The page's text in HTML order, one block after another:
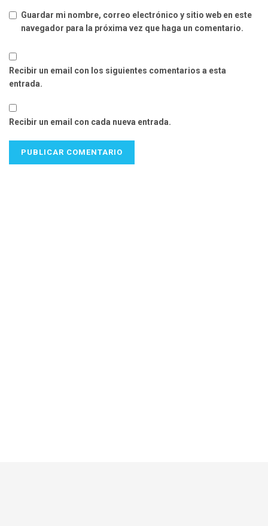
Guardar mi nombre, correo electrónico y sitio web en este
navegador para la próxima vez que haga un comentario.
Recibir un email con los siguientes comentarios a esta
entrada.
Recibir un email con cada nueva entrada.